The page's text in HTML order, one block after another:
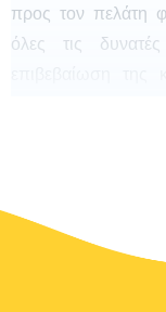
προς τον πελάτη
όλες τις
Η